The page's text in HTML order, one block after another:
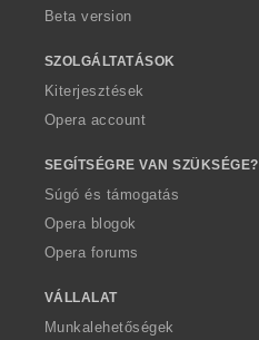
Beta version
SZOLGÁLTATÁSOK
Kiterjesztések
Opera account
SEGÍTSÉGRE VAN SZÜKSÉGE?
Súgó és támogatás
Opera blogok
Opera forums
VÁLLALAT
Munkalehetőségek